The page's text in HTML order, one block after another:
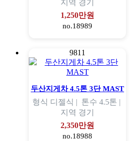
지역 경기
1,250만원
no.18989
9811
두산지게차 4.5톤 3단 MAST
형식 디젤식 | 톤수 4.5톤 |
지역 경기
2,350만원
no.18988